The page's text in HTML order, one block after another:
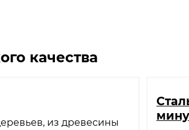
качества
из древесины